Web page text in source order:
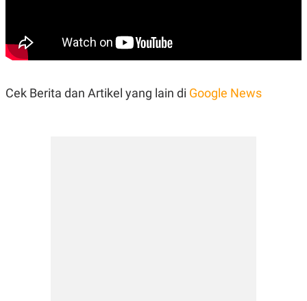
Cek Berita dan Artikel yang lain di Google News